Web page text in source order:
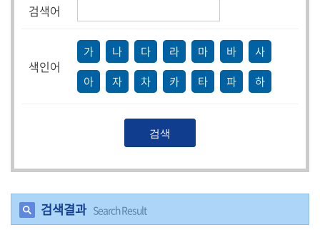
소
회
넷
송
검색어
색인어
가 나 다 라 마 바
사
아
자 차 카 타 파 하
검색결과 Search Result